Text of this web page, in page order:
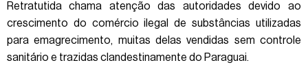
Retratutida chama atenção das autoridades devido ao
crescimento do comércio ilegal de substâncias utilizadas
para emagrecimento, muitas delas vendidas sem controle
sanitário e trazidas clandestinamente do Paraguai.